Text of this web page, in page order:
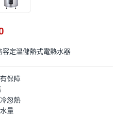
容定溫儲熱式電熱水器
保障
忽熱
量